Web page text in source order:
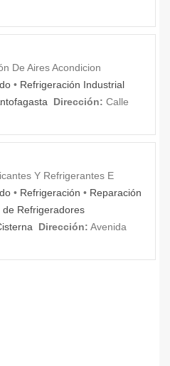
De Aires Acondicion
• Refrigeración Industrial
Dirección: Calle
Y Refrigerantes E
• Refrigeración • Reparación
de Refrigeradores
Dirección: Avenida